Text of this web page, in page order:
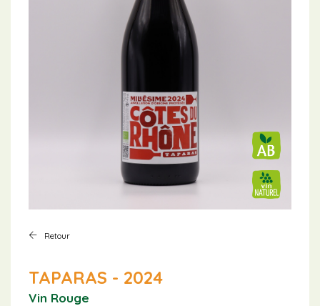
Retour
TAPARAS - 2024
Vin Rouge